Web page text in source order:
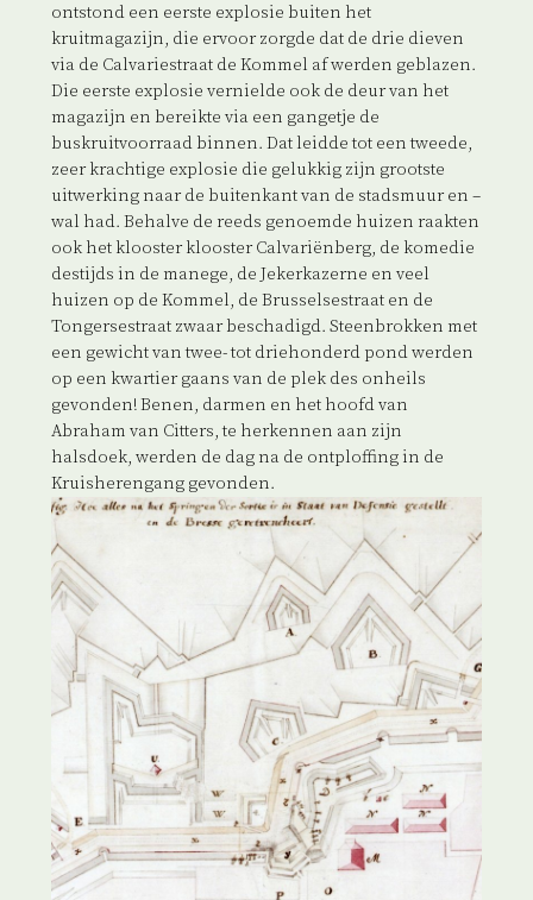
ontstond een eerste explosie buiten het
kruitmagazijn, die ervoor zorgde dat de drie dieven
via de Calvariestraat de Kommel af werden geblazen.
Die eerste explosie vernielde ook de deur van het
magazijn en bereikte via een gangetje de
buskruitvoorraad binnen. Dat leidde tot een tweede,
zeer krachtige explosie die gelukkig zijn grootste
uitwerking naar de buitenkant van de stadsmuur en –
wal had. Behalve de reeds genoemde huizen raakten
ook het klooster klooster Calvariënberg, de komedie
destijds in de manege, de Jekerkazerne en veel
huizen op de Kommel, de Brusselsestraat en de
Tongersestraat zwaar beschadigd. Steenbrokken met
een gewicht van twee- tot driehonderd pond werden
op een kwartier gaans van de plek des onheils
gevonden! Benen, darmen en het hoofd van
Abraham van Citters, te herkennen aan zijn
halsdoek, werden de dag na de ontploffing in de
Kruisherengang gevonden.